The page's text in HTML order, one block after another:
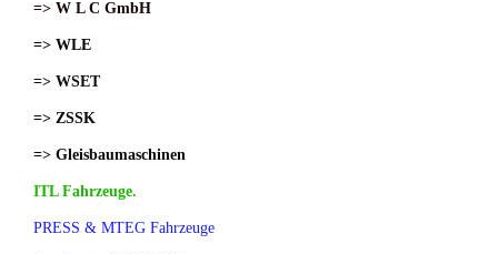
=> W L C GmbH
=> WLE
=> WSET
=> ZSSK
=> Gleisbaumaschinen
ITL Fahrzeuge.
PRESS & MTEG Fahrzeuge